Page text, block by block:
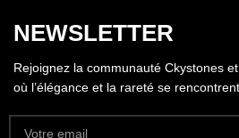
NEWSLETTER
Rejoignez la communauté Ckystones
où l’élégance et la rareté se rencontrent.